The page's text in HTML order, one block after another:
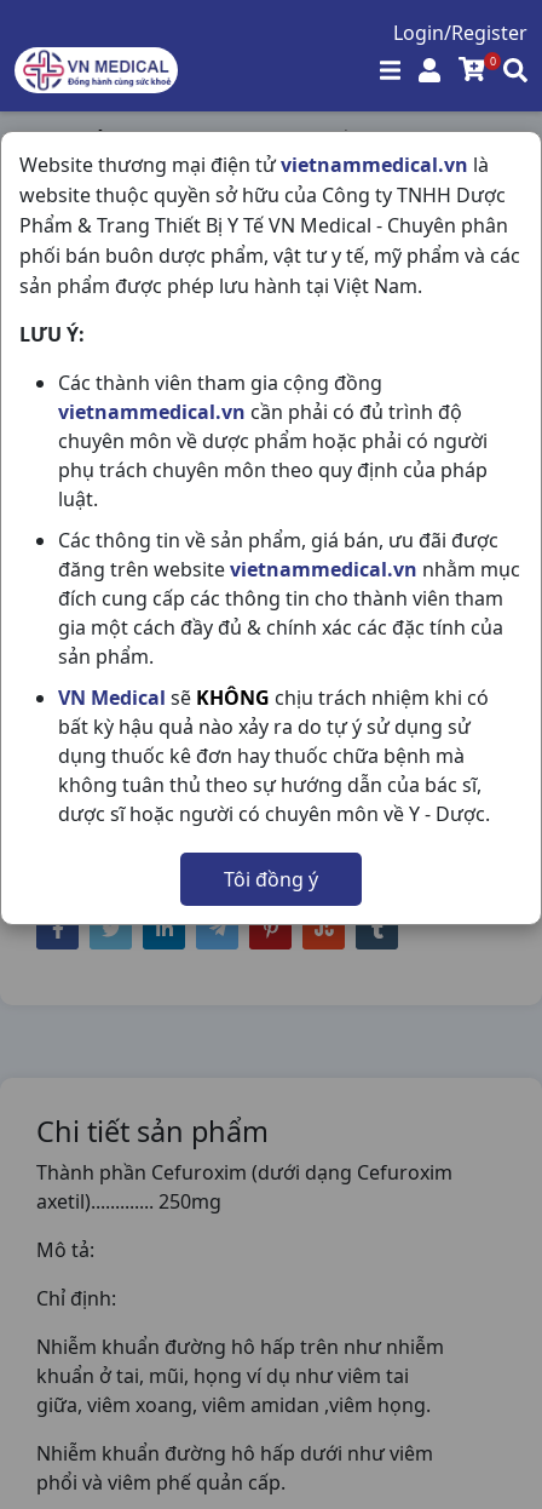
Login/Register
0
Website thương mại điện tửvietnammedical.vn là
website thuộc quyền sở hữu của Công ty TNHH Dược
Phẩm & Trang Thiết Bị Y Tế VN Medical - Chuyên phân
phối bán buôn dược phẩm, vật tư y tế, mỹ phẩm và các
sản phẩm được phép lưu hành tại Việt Nam.
LƯU Ý:
Các thành viên tham gia cộng đồng
vietnammedical.vn cần phải có đủ trình độ
chuyên môn về dược phẩm hoặc phải có người
phụ trách chuyên môn theo quy định của pháp
luật.
Các thông tin về sản phẩm, giá bán, ưu đãi được
đăng trên websitevietnammedical.vn nhằm mục
đích cung cấp các thông tin cho thành viên tham
gia một cách đầy đủ & chính xác các đặc tính của
sản phẩm.
VN Medical sẽ KHÔNG chịu trách nhiệm khi có
bất kỳ hậu quả nào xảy ra do tự ý sử dụng sử
dụng thuốc kê đơn hay thuốc chữa bệnh mà
không tuân thủ theo sự hướng dẫn của bác sĩ,
dược sĩ hoặc người có chuyên môn về Y - Dược.
Tôi đồng ý
Trang chủ / Kháng Sinh - Kháng Nấm - Kháng Virus /
Zinnat 250mg H10vbf Glasxo
ZINNAT 250MG H10VBF GLASXO
NSX:Glasxo
Nhóm hàng:Kháng Sinh - Kháng Nấm -
Kháng Virus,
Chia sẻ qua mạng xã hội:
Chi tiết sản phẩm
Thành phần Cefuroxim (dưới dạng Cefuroxim
axetil)............. 250mg
Mô tả:
Chỉ định:
Nhiễm khuẩn đường hô hấp trên như nhiễm
khuẩn ở tai, mũi, họng ví dụ như viêm tai
giữa, viêm xoang, viêm amidan ,viêm họng.
Nhiễm khuẩn đường hô hấp dưới như viêm
phổi và viêm phế quản cấp.